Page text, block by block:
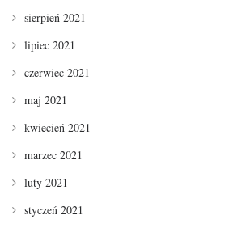
sierpień 2021
lipiec 2021
czerwiec 2021
maj 2021
kwiecień 2021
marzec 2021
luty 2021
styczeń 2021